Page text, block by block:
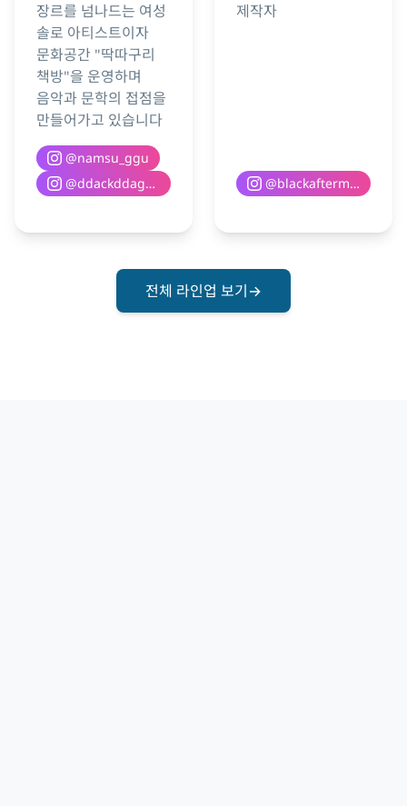
장르를 넘나드는 여성
솔로 아티스트이자
문화공간 "딱따구리
책방"을 운영하며
음악과 문학의 접점을
만들어가고 있습니다
@namsu_ggu
@ddackddaguri__books
제작자
@blackaftermoon
전체 라인업 보기→